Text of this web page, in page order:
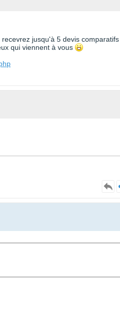
jusqu'à 5 devis
qui viennent à vous